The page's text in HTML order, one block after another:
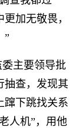
加无敬畏，
”
主要领导批
抽查，发现其
蹿下跳找关系
人机”，用他